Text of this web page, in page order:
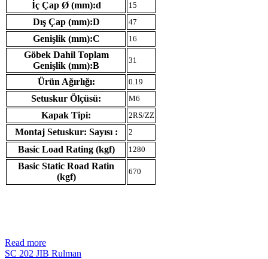
İç Çap Ø (mm):d 15
Dış Çap (mm):D 47
Genişlik (mm):C 16
Göbek Dahil Toplam
Genişlik (mm):B
31
Ürün Ağırlığı: 0.19
Setuskur Ölçüsü: M6
Kapak Tipi: 2RS/ZZ
Montaj Setuskur: Sayısı : 2
Basic Load Rating (kgf) 1280
Basic Static Road Ratin
(kgf)
670
Read more
SC 202 JIB Rulman